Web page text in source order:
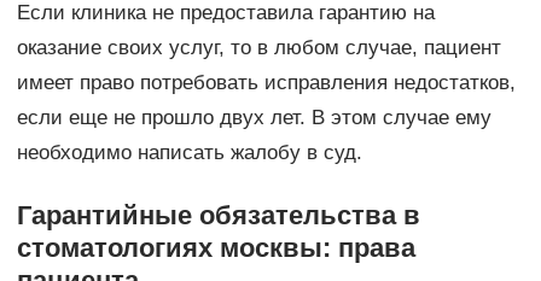
Если клиника не предоставила гарантию на
оказание своих услуг, то в любом случае, пациент
имеет право потребовать исправления недостатков,
если еще не прошло двух лет. В этом случае ему
необходимо написать жалобу в суд.
Гарантийные обязательства в
стоматологиях москвы: права